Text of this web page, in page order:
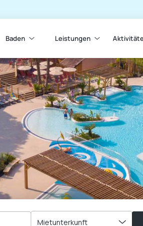
Baden Leistungen
Mietunterkunft